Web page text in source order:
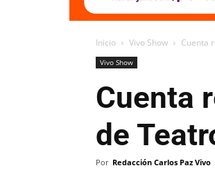
Inicio Vivo Show Cuenta
Vivo Show
Cuenta
de
Por Redacción Carlos Paz Vivo